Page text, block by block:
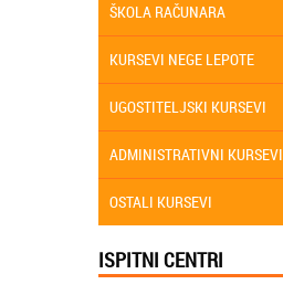
ŠKOLA RAČUNARA
KURSEVI NEGE LEPOTE
UGOSTITELJSKI KURSEVI
ADMINISTRATIVNI KURSEVI
OSTALI KURSEVI
ISPITNI CENTRI